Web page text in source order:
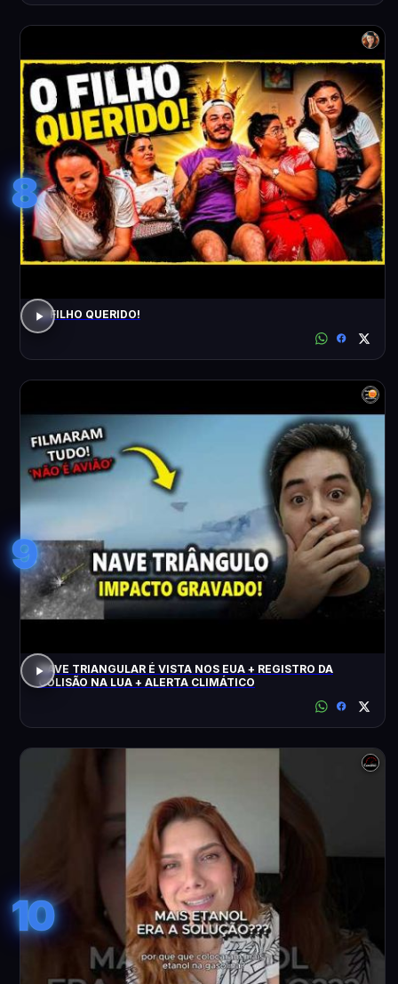
8
O FILHO QUERIDO!
9
NAVE TRIANGULAR É VISTA NOS EUA + REGISTRO DA
COLISÃO NA LUA + ALERTA CLIMÁTICO
10